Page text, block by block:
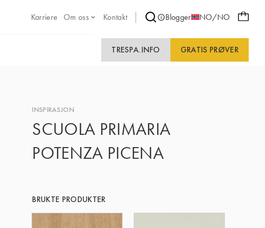
Karriere
Om oss Kontakt Blogger NO/NO
TRESPA.INFO GRATIS PRØVER
INSPIRASJON
SCUOLA PRIMARIA
POTENZA PICENA
BRUKTE PRODUKTER